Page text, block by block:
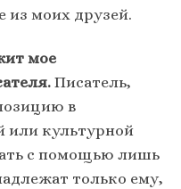
из моих друзей.
мое
Писатель,
в
или культурной
с помощью лишь
только ему,